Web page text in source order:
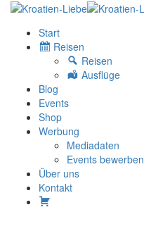
Start
Reisen
Reisen
Ausflüge
Blog
Events
Shop
Werbung
Mediadaten
Events bewerben
Über uns
Kontakt